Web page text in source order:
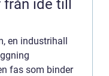
en industrihall
fas som binder